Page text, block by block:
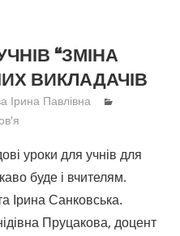
“ЗМІНА
ВИКЛАДАЧІВ
Ірина Павлівна
уроки для учнів для
буде і вчителям.
Ірина Санковська.
Пруцакова, доцент